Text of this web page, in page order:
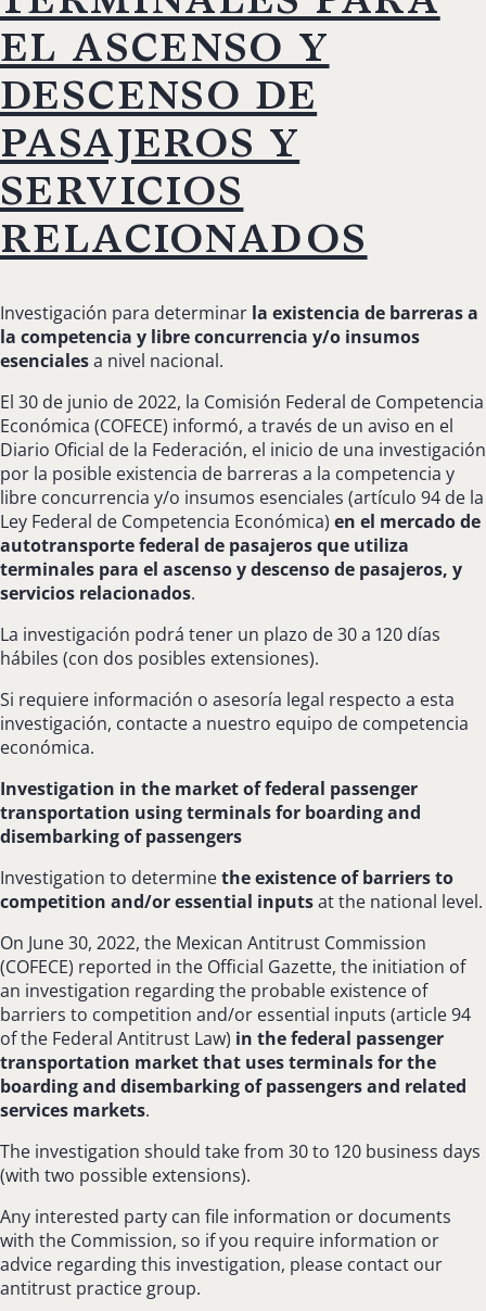
el ascenso y
descenso de
pasajeros y
servicios
relacionados
Investigación para determinar la existencia de barreras a
la competencia y libre concurrencia y/o insumos
esencialesa nivel nacional.
El 30 de junio de 2022, la Comisión Federal de Competencia
Económica (COFECE) informó, a través de un aviso en el
Diario Oficial de la Federación, el inicio de una investigación
por la posible existencia de barreras a la competencia y
libre concurrencia y/o insumos esenciales (artículo 94 de la
Ley Federal de Competencia Económica) en el mercado de
autotransporte federal de pasajeros que utiliza
terminales para el ascenso y descenso de pasajeros, y
servicios relacionados.
La investigación podrá tener un plazo de 30 a 120 días
hábiles (con dos posibles extensiones).
Si requiere información o asesoría legal respecto a esta
investigación, contacte a nuestro equipo de competencia
económica.
Investigation in the market of federal passenger
transportation using terminals for boarding and
disembarking of passengers
Investigation to determinetheexistence of barriers to
competition and/or essential inputsat the national level.
On June 30, 2022, the Mexican Antitrust Commission
(COFECE) reported in the Official Gazette, the initiation of
an investigation regarding the probable existence of
barriers to competition and/or essential inputs (article 94
of the Federal Antitrust Law) in the federal passenger
transportation market that uses terminals for the
boarding and disembarking of passengers and related
services markets.
The investigation should take from 30 to 120 business days
(with two possible extensions).
Any interested party can file information or documents
with the Commission, so if you require information or
advice regarding this investigation, please contact our
antitrust practice group.